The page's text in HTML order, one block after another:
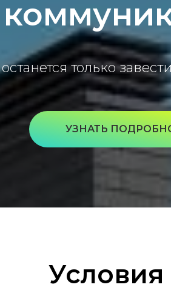
только
УЗНАТЬ